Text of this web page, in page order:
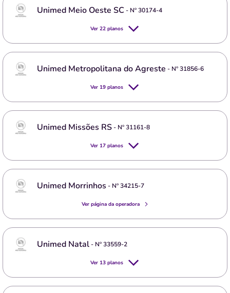
Unimed Meio Oeste SC - Nº30174-4
Ver 22 planos
Unimed Metropolitana do Agreste - Nº31856-6
Ver 19 planos
Unimed Missões RS- Nº31161-8
Ver 17 planos
Unimed Morrinhos - Nº34215-7
Ver página da operadora
Unimed Natal- Nº33559-2
Ver 13 planos